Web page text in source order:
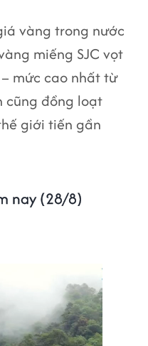
vàng trong nước
miếng SJC vọt
mức cao nhất từ
cũng đồng loạt
giới tiến gần
nay (28/8)